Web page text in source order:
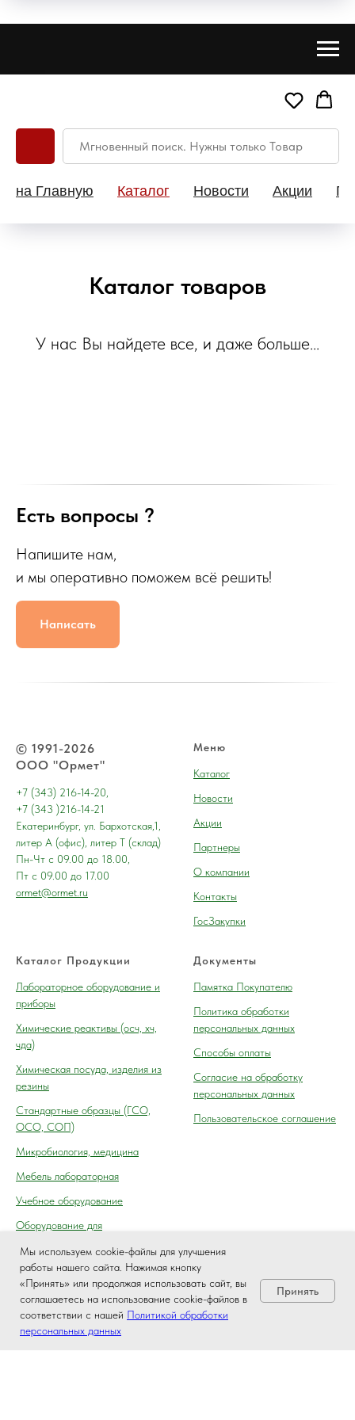
на Главную Каталог Новости Акции
Каталог товаров
У нас Вы найдете все, и даже больше...
Есть вопросы ?
Напишите нам,
и мы оперативно поможем всё решить!
Написать
Мы используем cookie-файлы для улучшения
работы нашего сайта. Нажимая кнопку
«Принять» или продолжая использовать сайт, вы
соглашаетесь на использование cookie-файлов в
соответствии с нашей Политикой обработки
персональных данных
Принять
© 1991-2026
ООО "Ормет"
+7 (343) 216-14-20,
+7 (343 )216-14-21
Екатеринбург, ул. Бархотская,1,
литер А (офис), литер Т (склад)
Пн-Чт с 09.00 до 18.00,
Пт с 09.00 до 17.00
ormet@ormet.ru
Меню
Каталог
Новости
Акции
Партнеры
О компании
Контакты
ГосЗакупки
Каталог Продукции
Лабораторное оборудование и
приборы
Химические реактивы (осч, хч,
чда)
Химическая посуда, изделия из
резины
Cтандартные образцы (ГСО,
ОСО, СОП)
Микробиология, медицина
Мебель лабораторная
Учебное оборудование
Оборудование для
осмотра (контроля) ГАИ
Документы
Памятка Покупателю
Политика обработки
персональных данных
Способы оплаты
Согласие на обработку
персональных данных
Пользовательское соглашение